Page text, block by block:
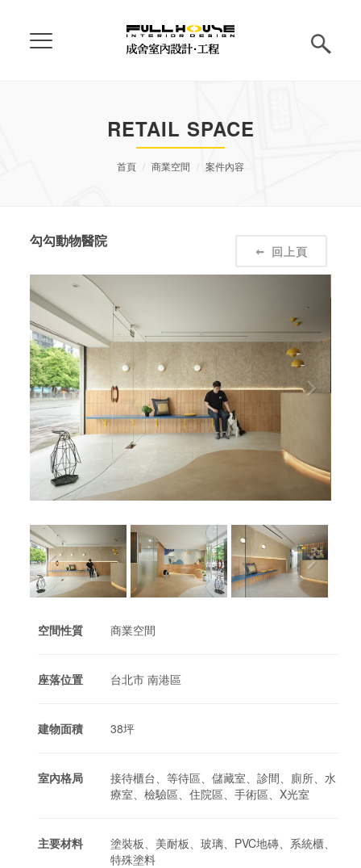
RETAIL SPACE
首頁 商業空間 案件內容
勾勾動物醫院
回上頁
空間性質 商業空間
座落位置 台北市 南港區
建物面積 38坪
室內格局
接待櫃台、等待區、儲藏室、診間、廁所、水
療室、檢驗區、住院區、手術區、X光室
主要材料
塗裝板、美耐板、玻璃、PVC地磚、系統櫃、
特殊塗料